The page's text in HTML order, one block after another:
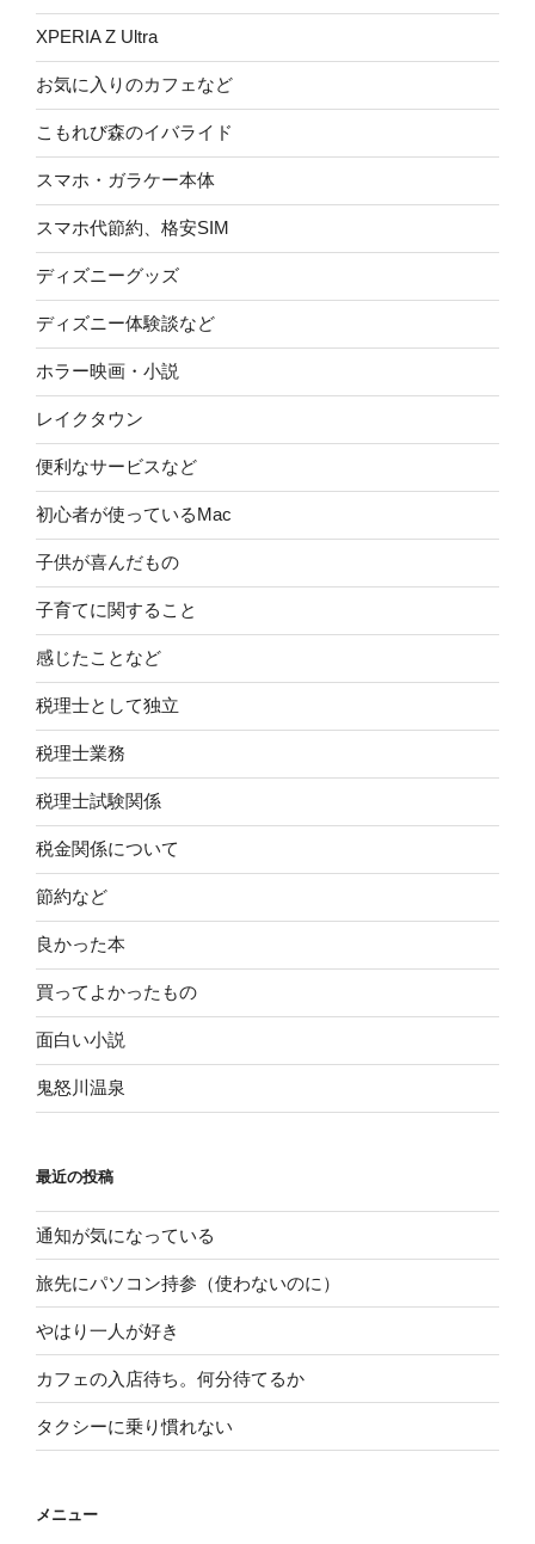
XPERIA Z Ultra
お気に入りのカフェなど
こもれび森のイバライド
スマホ・ガラケー本体
スマホ代節約、格安SIM
ディズニーグッズ
ディズニー体験談など
ホラー映画・小説
レイクタウン
便利なサービスなど
初心者が使っているMac
子供が喜んだもの
子育てに関すること
感じたことなど
税理士として独立
税理士業務
税理士試験関係
税金関係について
節約など
良かった本
買ってよかったもの
面白い小説
鬼怒川温泉
最近の投稿
通知が気になっている
旅先にパソコン持参（使わないのに）
やはり一人が好き
カフェの入店待ち。何分待てるか
タクシーに乗り慣れない
メニュー